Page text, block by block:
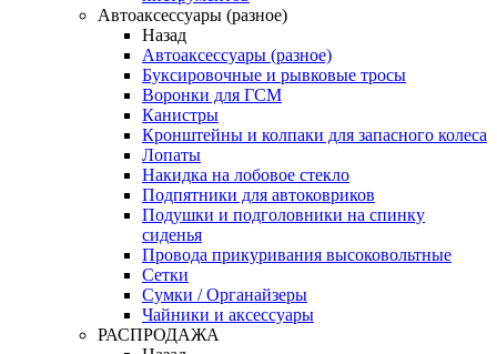
Автоаксессуары (разное)
Назад
Автоаксессуары (разное)
Буксировочные и рывковые тросы
Воронки для ГСМ
Канистры
Кронштейны и колпаки для запасного колеса
Лопаты
Накидка на лобовое стекло
Подпятники для автоковриков
Подушки и подголовники на спинку
сиденья
Провода прикуривания высоковольтные
Сетки
Сумки / Органайзеры
Чайники и аксессуары
РАСПРОДАЖА